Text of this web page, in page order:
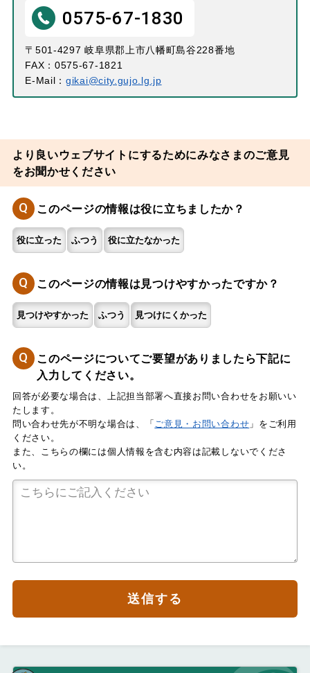
0575-67-1830
〒501-4297 岐阜県郡上市八幡町島谷228番地
FAX：0575-67-1821
E-Mail：gikai@city.gujo.lg.jp
より良いウェブサイトにするためにみなさまのご意見
をお聞かせください
Q このページの情報は役に立ちましたか？
役に立った ふつう 役に立たなかった
Q このページの情報は見つけやすかったですか？
見つけやすかった ふつう 見つけにくかった
Q
このページについてご要望がありましたら下記に
入力してください。
回答が必要な場合は、上記担当部署へ直接お問い合わせをお願いい
たします。
問い合わせ先が不明な場合は、「 ご意見・お問い合わせ 」をご利用
ください。
また、こちらの欄には個人情報を含む内容は記載しないでくださ
い。
送信する